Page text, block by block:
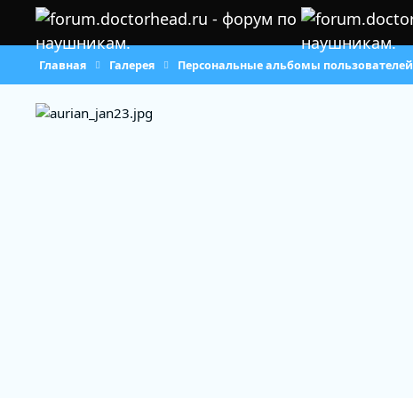
Перейти к содержанию
Главная Галерея Персональные альбомы пользователей